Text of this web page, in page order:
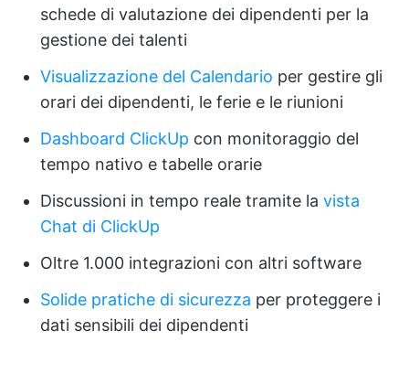
schede di valutazione dei dipendenti per la
gestione dei talenti
Visualizzazione del Calendario per gestire gli
orari dei dipendenti, le ferie e le riunioni
Dashboard ClickUp con monitoraggio del
tempo nativo e tabelle orarie
Discussioni in tempo reale tramite la vista
Chat di ClickUp
Oltre 1.000 integrazioni con altri software
Solide pratiche di sicurezza per proteggere i
dati sensibili dei dipendenti